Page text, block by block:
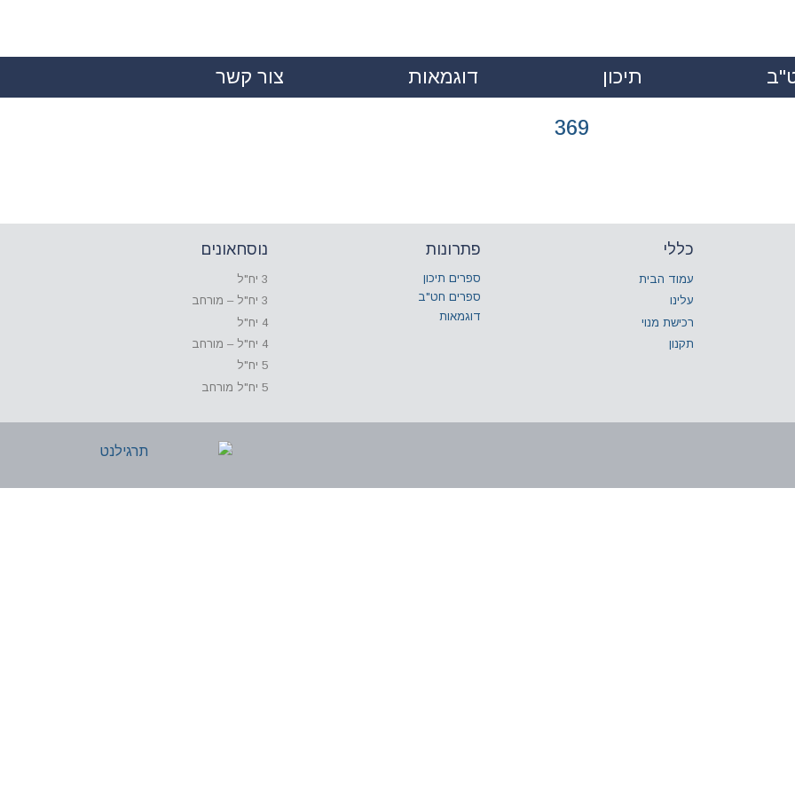
תיכון דוגמאות צור קשר
369
כללי
עמוד הבית
עלינו
רכישת מנוי
תקנון
פתרונות
ספרים תיכון
ספרים חט"ב
דוגמאות
נוסחאונים
3 יח"ל
3 יח"ל – מורחב
4 יח"ל
4 יח"ל – מורחב
5 יח"ל
5 יח"ל מורחב